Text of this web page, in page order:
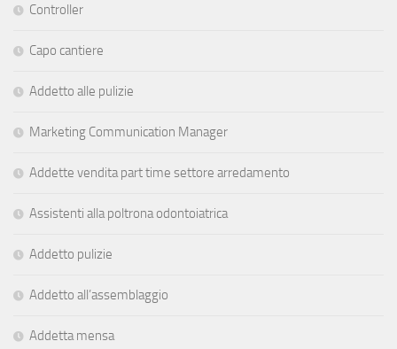
Controller
Capo cantiere
Addetto alle pulizie
Marketing Communication Manager
Addette vendita part time settore arredamento
Assistenti alla poltrona odontoiatrica
Addetto pulizie
Addetto all’assemblaggio
Addetta mensa